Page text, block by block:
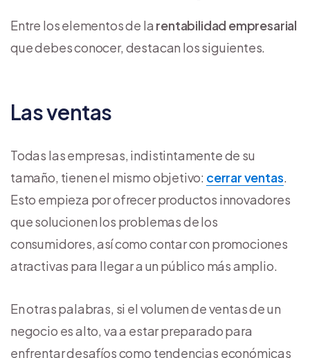
Entre los elementos de la rentabilidad empresarial
que debes conocer, destacan los siguientes.
Las ventas
Todas las empresas, indistintamente de su
tamaño, tienen el mismo objetivo: cerrar ventas.
Esto empieza por ofrecer productos innovadores
que solucionen los problemas de los
consumidores, así como contar con promociones
atractivas para llegar a un público más amplio.
En otras palabras, si el volumen de ventas de un
negocio es alto, va a estar preparado para
enfrentar desafíos como tendencias económicas